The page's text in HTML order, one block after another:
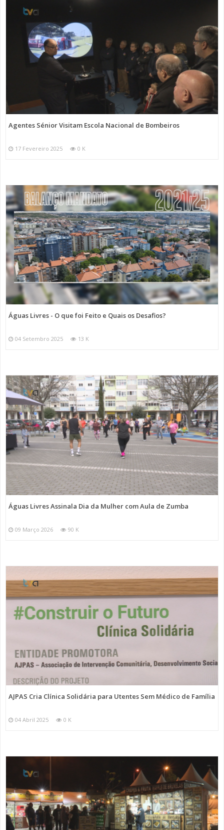
Agentes Sénior Visitam Escola Nacional de Bombeiros
17 Fevereiro 2025 0 K
Águas Livres - O que foi Feito e Quais os Desafios?
04 Setembro 2025 13 K
Águas Livres Assinala Dia da Mulher com Aula de Zumba
09 Março 2026 90 K
AJPAS Cria Clínica Solidária para Utentes Sem Médico de Família
04 Abril 2025 0 K